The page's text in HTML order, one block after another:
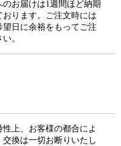
お届けは1週間ほど納期
おります。ご注文時には
望日に余裕をもってご注
。
性上、お客様の都合によ
交換は一切お断りいたし